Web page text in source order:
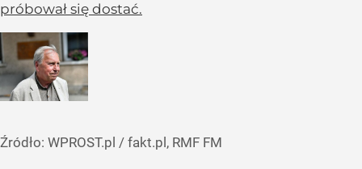
próbował się dostać.
Źródło: WPROST.pl / fakt.pl, RMF FM